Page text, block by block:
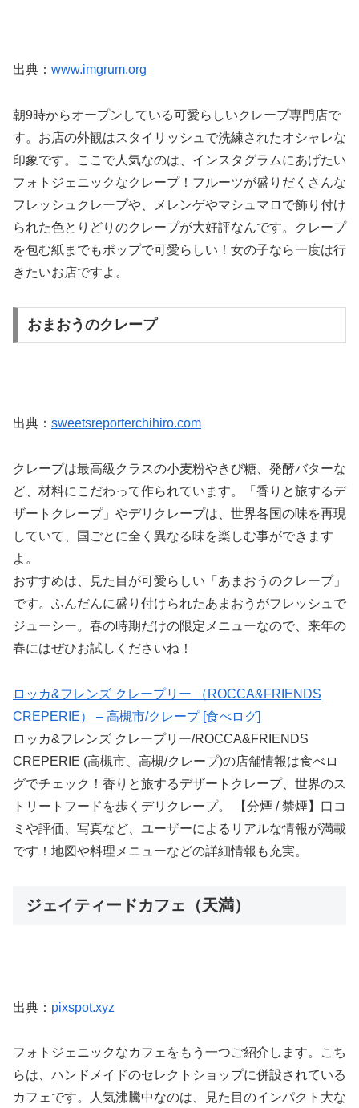
出典： www.imgrum.org
朝9時からオープンしている可愛らしいクレープ専門店で
す。お店の外観はスタイリッシュで洗練されたオシャレな
印象です。ここで人気なのは、インスタグラムにあげたい
フォトジェニックなクレープ！フルーツが盛りだくさんな
フレッシュクレープや、メレンゲやマシュマロで飾り付け
られた色とりどりのクレープが大好評なんです。クレープ
を包む紙までもポップで可愛らしい！女の子なら一度は行
きたいお店ですよ。
おまおうのクレープ
出典： sweetsreporterchihiro.com
クレープは最高級クラスの小麦粉やきび糖、発酵バターな
ど、材料にこだわって作られています。「香りと旅するデ
ザートクレープ」やデリクレープは、世界各国の味を再現
していて、国ごとに全く異なる味を楽しむ事ができます
よ。
おすすめは、見た目が可愛らしい「あまおうのクレープ」
です。ふんだんに盛り付けられたあまおうがフレッシュで
ジューシー。春の時期だけの限定メニューなので、来年の
春にはぜひお試しくださいね！
ロッカ&フレンズ クレープリー （ROCCA&FRIENDS
CREPERIE） – 高槻市/クレープ [食べログ]
ロッカ&フレンズ クレープリー/ROCCA&FRIENDS
CREPERIE (高槻市、高槻/クレープ)の店舗情報は食べロ
グでチェック！香りと旅するデザートクレープ、世界のス
トリートフードを歩くデリクレープ。 【分煙 / 禁煙】口コ
ミや評価、写真など、ユーザーによるリアルな情報が満載
です！地図や料理メニューなどの詳細情報も充実。
ジェイティードカフェ（天満）
出典： pixspot.xyz
フォトジェニックなカフェをもう一つご紹介します。こち
らは、ハンドメイドのセレクトショップに併設されている
カフェです。人気沸騰中なのは、見た目のインパクト大な